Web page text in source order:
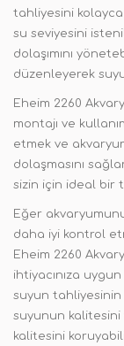
tahliyesini
su seviyesini
dolaşımını
düzenleyerek
Eheim 2260
montajı ve
etmek ve
dolaşmasını
sizin için ideal bir
Eğer
daha iyi kontrol
Eheim 2260
ihtiyacınıza
suyun
suyunun kalitesini
kalitesini